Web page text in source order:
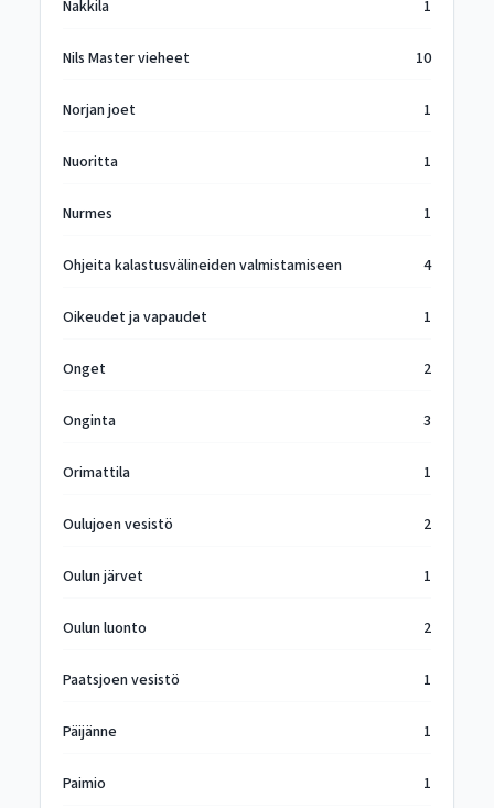
Nakkila 1
Nils Master vieheet 10
Norjan joet 1
Nuoritta 1
Nurmes 1
Ohjeita kalastusvälineiden valmistamiseen 4
Oikeudet ja vapaudet 1
Onget 2
Onginta 3
Orimattila 1
Oulujoen vesistö 2
Oulun järvet 1
Oulun luonto 2
Paatsjoen vesistö 1
Päijänne 1
Paimio 1